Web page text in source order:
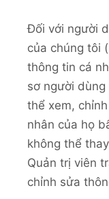
Đối với người
của chúng tôi
thông tin cá
sơ người
thể xem,
nhân của họ
không thể
Quản trị viên
chỉnh sửa